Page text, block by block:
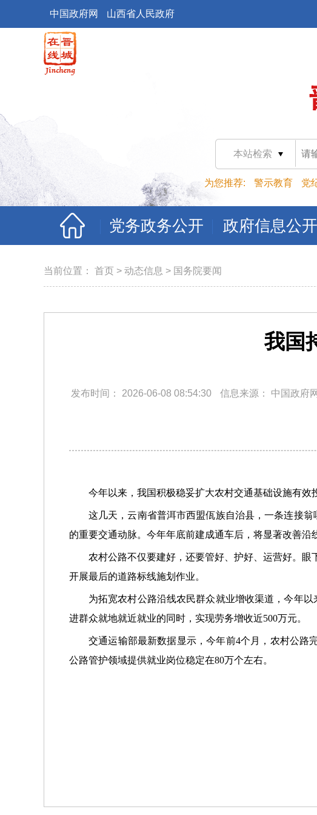
中国政府网 山西省人民政府
本站检索
为您推荐: 警示教育 党
党务政务公开 政府信息公开
当前位置： 首页 > 动态信息 > 国务院要闻
我国
发布时间： 2026-06-08 08:54:30 信息来源： 中国政府网
今年以来，我国积极稳妥扩大农村交通基础设施有效
这几天，云南省普洱市西盟佤族自治县，一条连接
的重要交通动脉。今年年底前建成通车后，将显著改善沿
农村公路不仅要建好，还要管好、护好、运营好。
开展最后的道路标线施划作业。
为拓宽农村公路沿线农民群众就业增收渠道，今年
进群众就地就近就业的同时，实现劳务增收近500万元。
交通运输部最新数据显示，今年前4个月，农村公路
公路管护领域提供就业岗位稳定在80万个左右。